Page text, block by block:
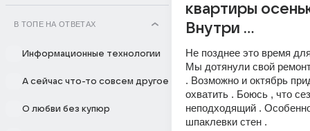
В ТОПЕ НА ОТВЕТАХ
Информационные технологии
А сейчас что-то совсем другое
О любви без купюр
квартиры
Внутри ...
Не позднее это время
Мы дотянули свой
. Возможно и октябрь
охватить . Боюсь , что
неподходящий .
шпаклевки стен .